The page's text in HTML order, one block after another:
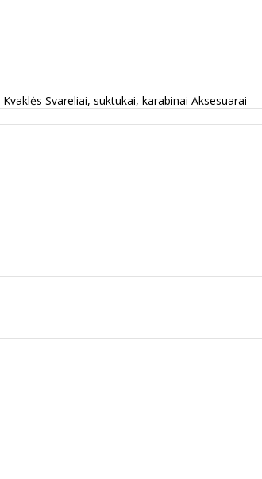
Kvaklės Svareliai, suktukai, karabinai Aksesuarai